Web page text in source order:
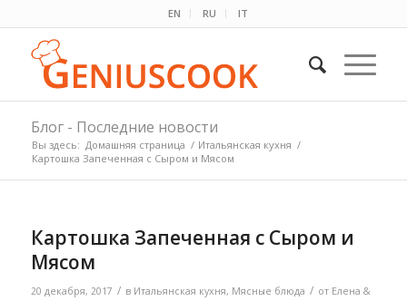
EN RU IT
Блог - Последние новости
Вы здесь: Домашняя страница / Итальянская кухня /
Картошка Запеченная с Сыром и Мясом
Картошка Запеченная с Сыром и
Мясом
20 декабря, 2017 / в Итальянская кухня, Мясные блюда / от Елена &